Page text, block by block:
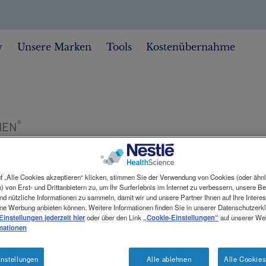
Unsere Marken Tools Kostenübernahme
®
Nahrungslösungen auf
proteinreiche Nahrungslösungen für Kinder und
„Alle Cookies akzeptieren“ klicken, stimmen Sie der Verwendung von Cookies (oder
von Erst- und Drittanbietern zu, um Ihr Surferlebnis im Internet zu verbessern, unsere
nützliche Informationen zu sammeln, damit wir und unsere Partner Ihnen auf Ihre
Werbung anbieten können. Weitere Informationen finden Sie in unserer
jederzeit hieroder über den Link „Cookie-Einstellungen“ auf unserer
Alle ablehnen Alle